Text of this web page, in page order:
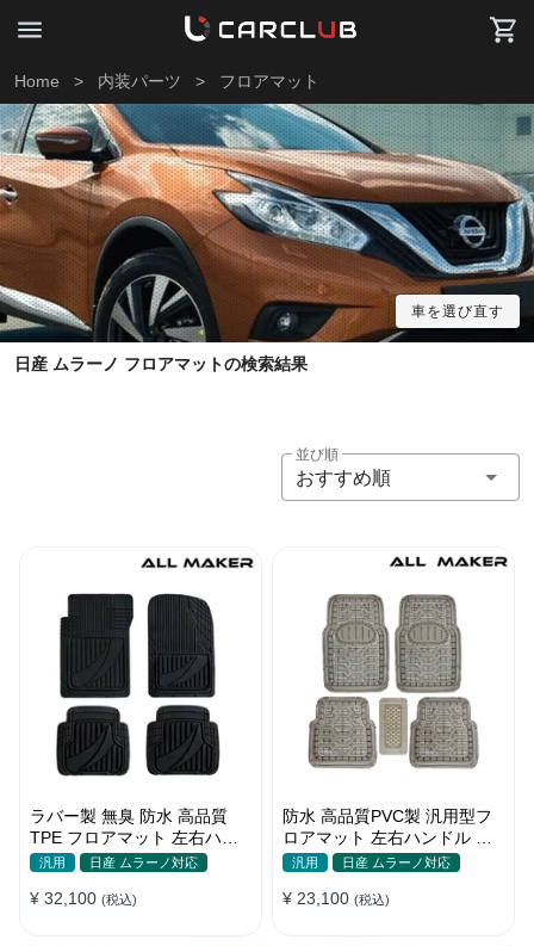
Home > 内装パーツ > フロアマット
車を選び直す
日産 ムラーノ フロアマットの検索結果
並び順
おすすめ順
ラバー製 無臭 防水 高品質
TPE フロアマット 左右ハン
ドル 厚手 汚れ防止 DIY
汎用 日産 ムラーノ対応
¥ 32,100 (税込)
防水 高品質PVC製 汎用型フ
ロアマット 左右ハンドル 汚
れ防止 DIY 滑り防止 耐久
汎用 日産 ムラーノ対応
¥ 23,100 (税込)